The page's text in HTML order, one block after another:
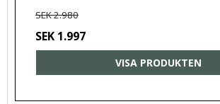
SEK 2.980
SEK 1.997
VISA PRODUKTEN